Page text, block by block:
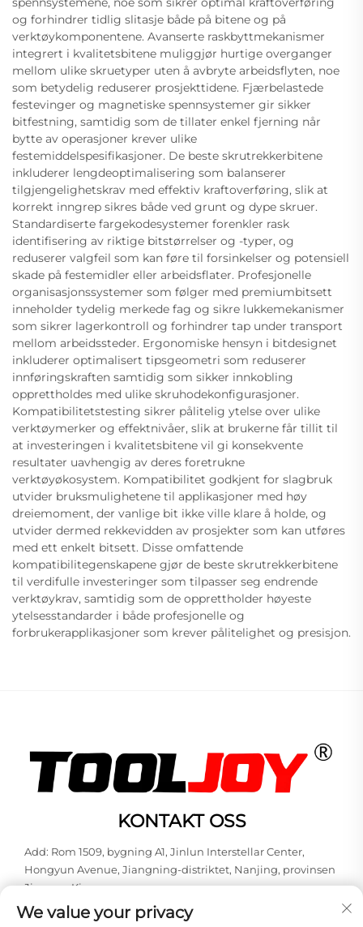
og forhindrer tidlig slitasje både på bitene og på
verktøykomponentene. Avanserte raskbyttmekanismer
integrert i kvalitetsbitene muliggjør hurtige overganger
mellom ulike skruetyper uten å avbryte arbeidsflyten, noe
som betydelig reduserer prosjekttidene. Fjærbelastede
festevinger og magnetiske spennsystemer gir sikker
bitfestning, samtidig som de tillater enkel fjerning når
bytte av operasjoner krever ulike
festemiddelspesifikasjoner. De beste skrutrekkerbitene
inkluderer lengdeoptimalisering som balanserer
tilgjengelighetskrav med effektiv kraftoverføring, slik at
korrekt inngrep sikres både ved grunt og dype skruer.
Standardiserte fargekodesystemer forenkler rask
identifisering av riktige bitstørrelser og -typer, og
reduserer valgfeil som kan føre til forsinkelser og potensiell
skade på festemidler eller arbeidsflater. Profesjonelle
organisasjonssystemer som følger med premiumbitsett
inneholder tydelig merkede fag og sikre lukkemekanismer
som sikrer lagerkontroll og forhindrer tap under transport
mellom arbeidssteder. Ergonomiske hensyn i bitdesignet
inkluderer optimalisert tipsgeometri som reduserer
innføringskraften samtidig som sikker innkobling
opprettholdes med ulike skruhodekonfigurasjoner.
Kompatibilitetstesting sikrer pålitelig ytelse over ulike
verktøymerker og effektnivåer, slik at brukerne får tillit til
at investeringen i kvalitetsbitene vil gi konsekvente
resultater uavhengig av deres foretrukne
verktøyøkosystem. Kompatibilitet godkjent for slagbruk
utvider bruksmulighetene til applikasjoner med høy
dreiemoment, der vanlige bit ikke ville klare å holde, og
utvider dermed rekkevidden av prosjekter som kan utføres
med ett enkelt bitsett. Disse omfattende
kompatibilitegenskapene gjør de beste skrutrekkerbitene
til verdifulle investeringer som tilpasser seg endrende
verktøykrav, samtidig som de opprettholder høyeste
ytelsesstandarder i både profesjonelle og
forbrukerapplikasjoner som krever pålitelighet og presisjon.
KONTAKT OSS
Add: Rom 1509, bygning A1, Jinlun Interstellar Center,
Hongyun Avenue, Jiangning-distriktet, Nanjing, provinsen
Jiangsu, Kina
Tlf:+86-13851848144
We value your privacy